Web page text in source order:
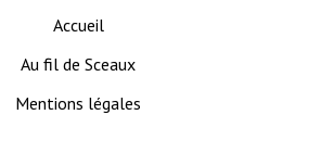
Accueil
Au fil de Sceaux
Mentions légales